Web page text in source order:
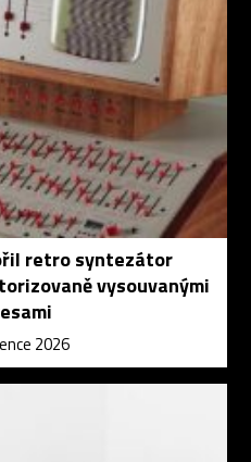
retro syntezátor
vysouvanými
2026